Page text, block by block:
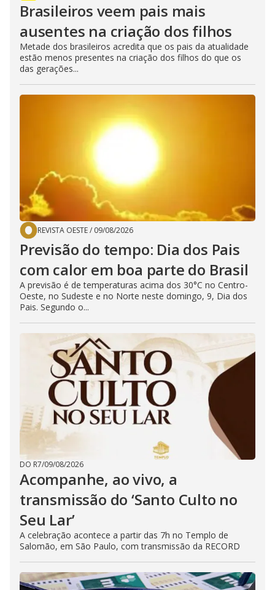
Brasileiros veem pais mais
ausentes na criação dos filhos
Metade dos brasileiros acredita que os pais da atualidade
estão menos presentes na criação dos filhos do que os
das gerações...
REVISTA OESTE/ 09/08/2026
Previsão do tempo: Dia dos Pais
com calor em boa parte do Brasil
A previsão é de temperaturas acima dos 30°C no Centro-
Oeste, no Sudeste e no Norte neste domingo, 9, Dia dos
Pais. Segundo o...
DO R7/09/08/2026
Acompanhe, ao vivo, a
transmissão do ‘Santo Culto no
Seu Lar’
A celebração acontece a partir das 7h no Templo de
Salomão, em São Paulo, com transmissão da RECORD